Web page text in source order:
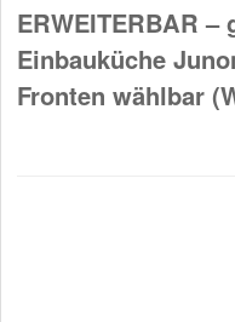
ERWEITERBAR
Einbauküche
Fronten wählbar